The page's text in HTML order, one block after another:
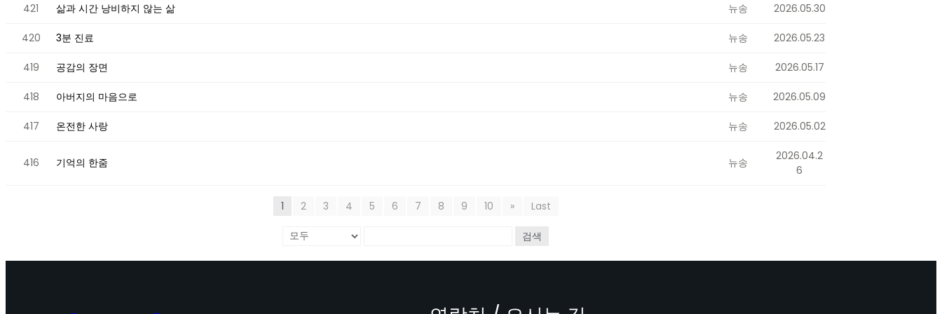
421 삶과 시간 낭비하지 않는 삶 뉴송 2026.05.30
420 3분 진료 뉴송 2026.05.23
419 공감의 장면 뉴송 2026.05.17
418 아버지의 마음으로 뉴송 2026.05.09
417 온전한 사랑 뉴송 2026.05.02
416 기억의 한줌 뉴송
2026.04.2
6
1 2 3 4 5 6 7 8 9 10 » Last
검색